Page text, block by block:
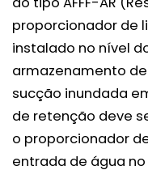
proporcionador de
instalado no nível
armazenamento de
sucção inundada
de retenção deve
o proporcionador
entrada de água